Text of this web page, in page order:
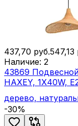
437,70 руб.547,13
Наличие: 2
43869
HAXEY, 1Х40W,
дерево,
-30%